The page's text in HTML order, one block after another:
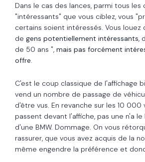
Dans le cas des lances, parmi tous les
"intéressants" que vous ciblez, vous
certains soient intéressés. Vous louez
de gens potentiellement intéressants
de 50 ans ", mais pas forcément
offre.
C'est le coup classique de l'affichage
vend un nombre de passage de
d'être vus. En revanche sur les 10 000
passent devant l'affiche, pas une n'a
d'une BMW. Dommage. On vous
rassurer, que vous avez acquis de la
même engendre la préférence et donc